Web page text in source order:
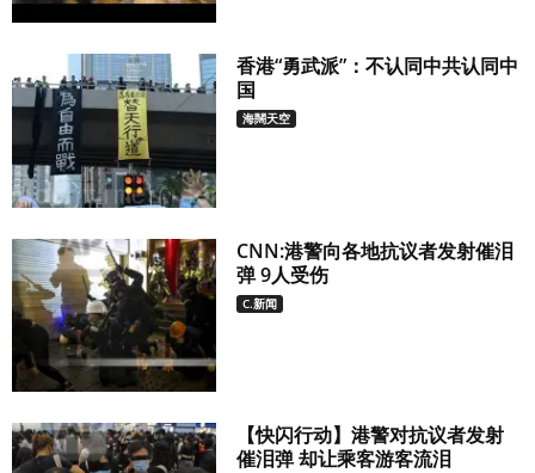
香港“勇武派”：不认同中共认同中
国
海闊天空
CNN:港警向各地抗议者发射催泪
弹 9人受伤
C.新闻
【快闪行动】港警对抗议者发射
催泪弹 却让乘客游客流泪